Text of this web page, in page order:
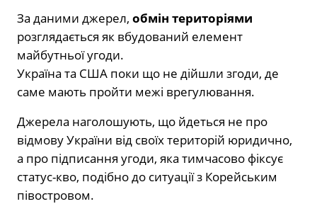
За даними джерел, обмін територіями
розглядається як вбудований елемент
майбутньої угоди.
Україна та США поки що не дійшли згоди, де
саме мають пройти межі врегулювання.
Джерела наголошують, що йдеться не про
відмову України від своїх територій юридично,
а про підписання угоди, яка тимчасово фіксує
статус-кво, подібно до ситуації з Корейським
півостровом.